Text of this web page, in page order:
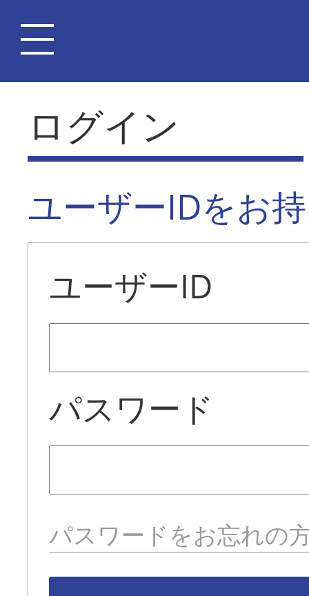
ログイン
ユーザーIDをお
ユーザーID
パスワード
パスワードをお忘れの